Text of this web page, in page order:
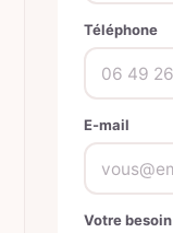
Téléphone
E-mail
Votre besoin